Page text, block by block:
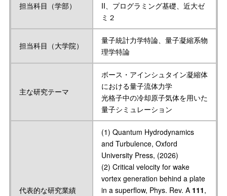
担当科目（学部）
II、プログラミング基礎、近大ゼ
ミ２
担当科目（大学院）
量子統計力学特論、量子凝縮系物
理学特論
主な研究テーマ
ボース・アインシュタイン凝縮体
における量子流体力学
光格子中の冷却原子気体を用いた
量子シミュレーション
代表的な研究業績
(1) Quantum Hydrodynamics
and Turbulence, Oxford
University Press, (2026)
(2) Critical velocity for wake
vortex generation behind a plate
in a superflow, Phys. Rev. A 111,